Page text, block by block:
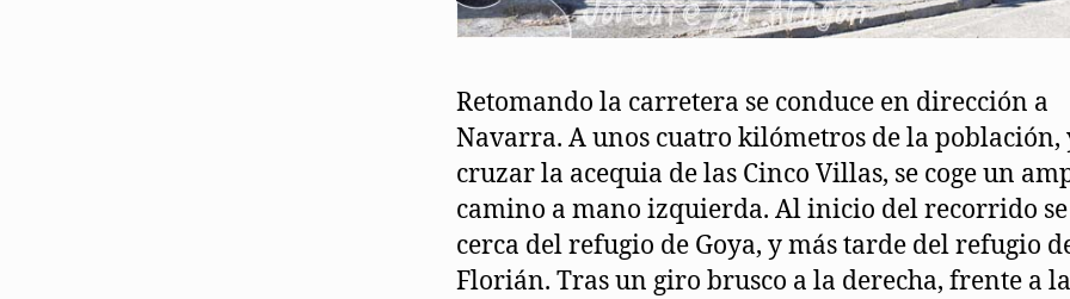
Retomando la carretera se conduce en dirección a
Navarra. A unos cuatro kilómetros de la población,
cruzar la acequia de las Cinco Villas, se coge un
camino a mano izquierda. Al inicio del recorrido se
cerca del refugio de Goya, y más tarde del refugio
Florián. Tras un giro brusco a la derecha, frente a la